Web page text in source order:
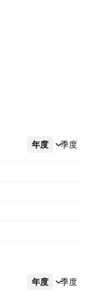
年度 季度
更多
年度 季度
更多